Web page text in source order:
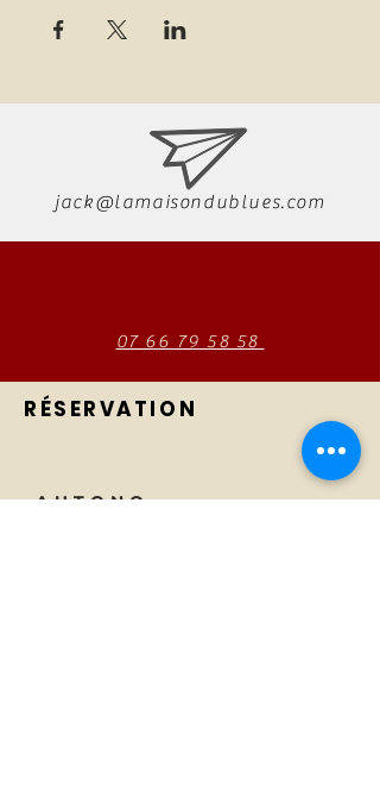
jack@lamaisondublues.com
07 66 79 58 58
RÉSERVATION
AUTONO